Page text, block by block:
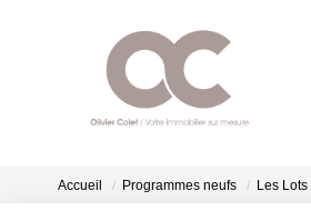
Accueil Programmes neufs Les Lots